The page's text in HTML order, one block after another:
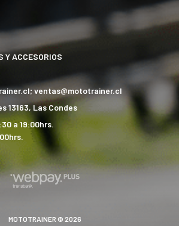
Y ACCESORIOS
ventas@mototrainer.cl
13163, Las Condes
a 19:00hrs.
MOTOTRAINER © 2026